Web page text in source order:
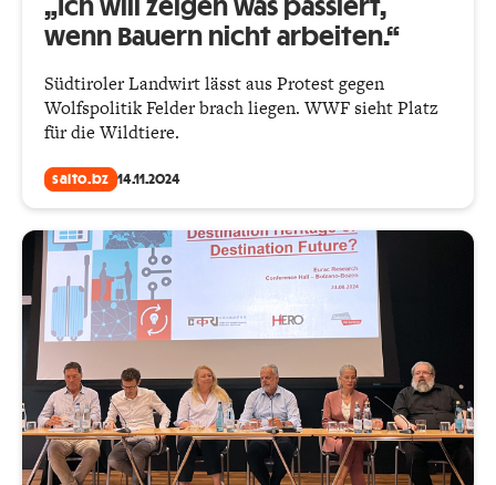
„Ich will zeigen was passiert,
wenn Bauern nicht arbeiten.“
Südtiroler Landwirt lässt aus Protest gegen
Wolfspolitik Felder brach liegen. WWF sieht Platz
für die Wildtiere.
salto.bz 14.11.2024